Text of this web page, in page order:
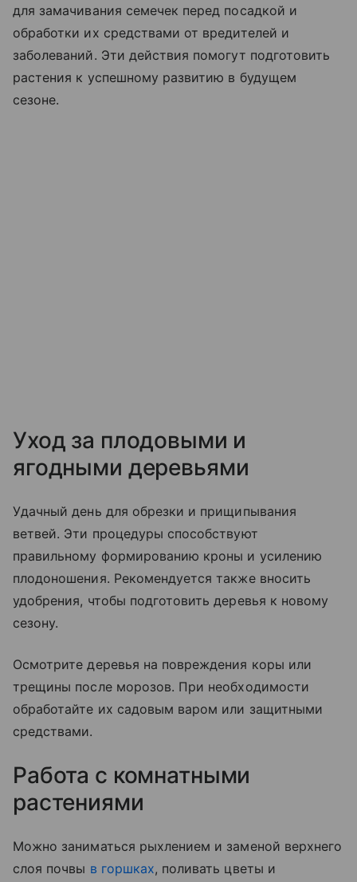
для замачивания семечек перед посадкой и
обработки их средствами от вредителей и
заболеваний. Эти действия помогут подготовить
растения к успешному развитию в будущем
сезоне.
Уход за плодовыми и
ягодными деревьями
Удачный день для обрезки и прищипывания
ветвей. Эти процедуры способствуют
правильному формированию кроны и усилению
плодоношения. Рекомендуется также вносить
удобрения, чтобы подготовить деревья к новому
сезону.
Осмотрите деревья на повреждения коры или
трещины после морозов. При необходимости
обработайте их садовым варом или защитными
средствами.
Работа с комнатными
растениями
Можно заниматься рыхлением и заменой верхнего
слоя почвы в горшках, поливать цветы и